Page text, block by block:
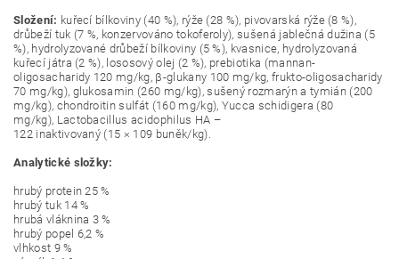
Složení: kuřecí bílkoviny (40 %), rýže (28 %), pivovarská rýže (8 %),
drůbeží tuk (7 %, konzervováno tokoferoly), sušená jablečná dužina (5
%), hydrolyzované drůbeží bílkoviny (5 %), kvasnice, hydrolyzovaná
kuřecí játra (2 %), lososový olej (2 %), prebiotika (mannan-
oligosacharidy 120 mg/kg, β-glukany 100 mg/kg, frukto-oligosacharidy
70 mg/kg), glukosamin (260 mg/kg), sušený rozmarýn a tymián (200
mg/kg), chondroitin sulfát (160 mg/kg), Yucca schidigera (80
mg/kg), Lactobacillus acidophilus HA –
122 inaktivovaný (15 × 109 buněk/kg).
Analytické složky:
hrubý protein 25 %
hrubý tuk 14 %
hrubá vláknina 3 %
hrubý popel 6,2 %
vlhkost 9 %